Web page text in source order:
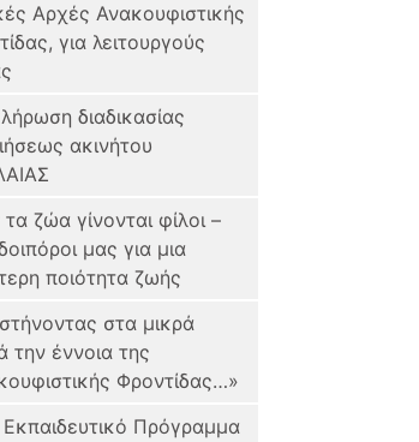
Αρχές Ανακουφιστικής
για λειτουργούς
διαδικασίας
ακινήτου
ζώα γίνονται φίλοι –
μας για μια
ποιότητα ζωής
στα μικρά
την έννοια της
Φροντίδας…»
Πρόγραμμα